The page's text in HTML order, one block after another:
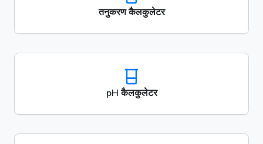
तनुकरण कैलकुलेटर
pH कैलकुलेटर